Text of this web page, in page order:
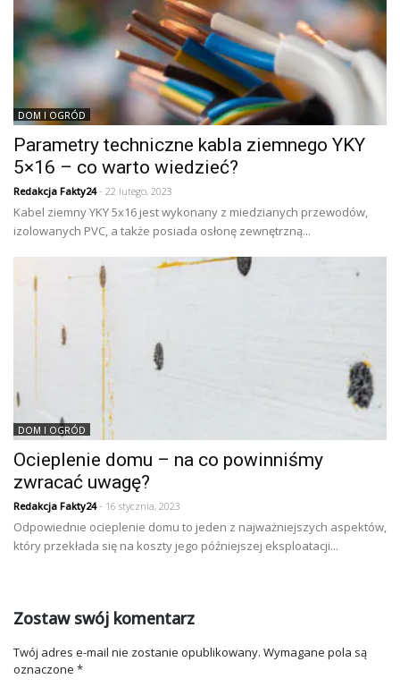
DOM I OGRÓD
Parametry techniczne kabla ziemnego YKY
5×16 – co warto wiedzieć?
Redakcja Fakty24- 22 lutego, 2023
Kabel ziemny YKY 5x16 jest wykonany z miedzianych przewodów,
izolowanych PVC, a także posiada osłonę zewnętrzną...
DOM I OGRÓD
Ocieplenie domu – na co powinniśmy
zwracać uwagę?
Redakcja Fakty24- 16 stycznia, 2023
Odpowiednie ocieplenie domu to jeden z najważniejszych aspektów,
który przekłada się na koszty jego późniejszej eksploatacji...
Zostaw swój komentarz
Twój adres e-mail nie zostanie opublikowany. Wymagane pola są
oznaczone *